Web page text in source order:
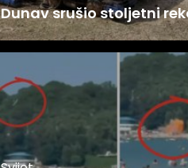
Dunav srušio stoljetni